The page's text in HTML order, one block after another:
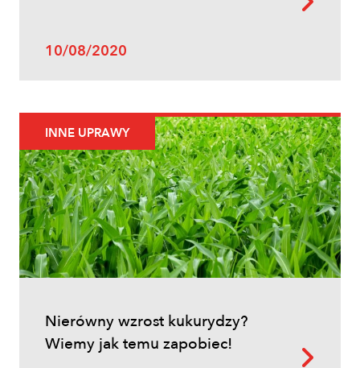
10/08/2020
INNE UPRAWY
Nierówny wzrost kukurydzy?
Wiemy jak temu zapobiec!